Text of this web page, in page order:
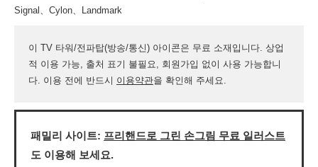
Signal、Cylon、Landmark
이 TV 타워/전파탑(방송/통신) 아이콘은 무료 소재입니다. 상업
적 이용 가능, 출처 표기 불필요, 회원가입 없이 사용 가능합니
다. 이용 전에 반드시 이용약관을 확인해 주세요.
패밀리 사이트: 프리핸드로 그린 손그림 무료 일러스트
도 이용해 보세요.